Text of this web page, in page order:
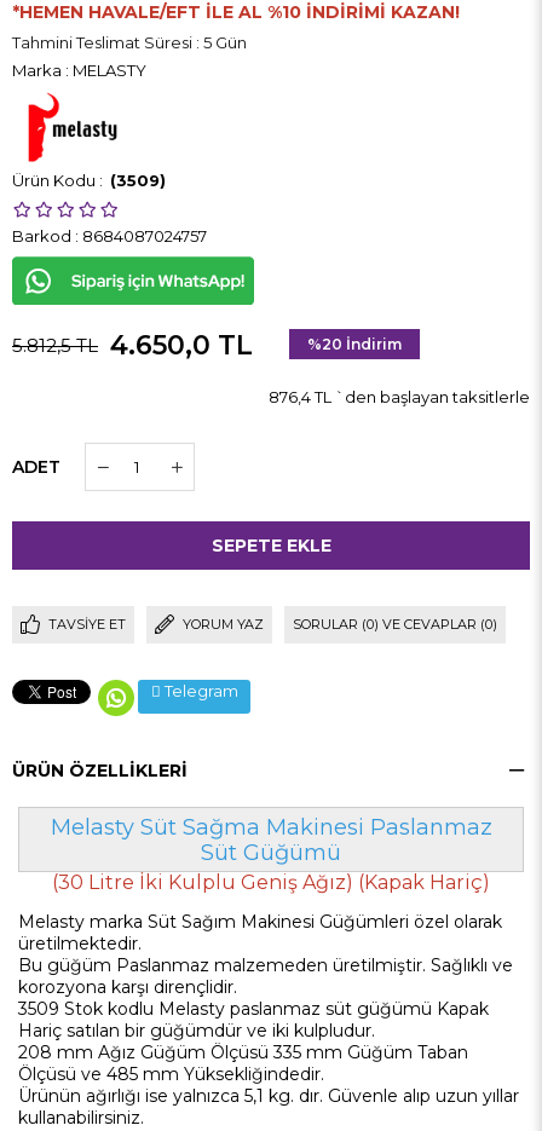
*HEMEN HAVALE/EFT İLE AL %10 İNDİRİMİ KAZAN!
Tahmini Teslimat Süresi : 5 Gün
Marka : MELASTY
(3509)
Barkod : 8684087024757
5.812,5 TL 4.650,0 TL %20 İndirim
876,4 TL `den başlayan taksitlerle
ADET
TAVSIYE ET YORUM YAZ SORULAR (0) VE CEVAPLAR (0)
Telegram
ÜRÜN ÖZELLIKLERI
Melasty Süt Sağma Makinesi Paslanmaz
Süt Güğümü
(30 Litre İki Kulplu Geniş Ağız) (Kapak Hariç)
Melasty marka Süt Sağım Makinesi Güğümleri özel olarak
üretilmektedir.
Bu güğüm Paslanmaz malzemeden üretilmiştir. Sağlıklı ve
korozyona karşı dirençlidir.
3509 Stok kodlu Melasty paslanmaz süt güğümü Kapak
Hariç satılan bir güğümdür ve iki kulpludur.
208 mm Ağız Güğüm Ölçüsü 335 mm Güğüm Taban
Ölçüsü ve 485 mm Yüksekliğindedir.
Ürünün ağırlığı ise yalnızca 5,1 kg. dır. Güvenle alıp uzun yıllar
kullanabilirsiniz.